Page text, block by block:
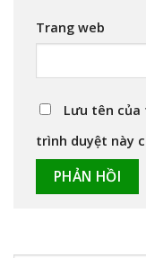
Trang web
Lưu tên
trình duyệt này